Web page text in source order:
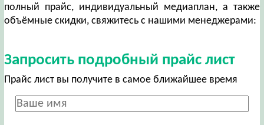
полный прайс, индивидуальный медиаплан, а также
объёмные скидки, свяжитесь с нашими менеджерами:
Запросить подробный прайс лист
Прайс лист вы получите в самое ближайшее время